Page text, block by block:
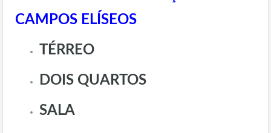
CAMPOS ELÍSEOS
TÉRREO
DOIS QUARTOS
SALA